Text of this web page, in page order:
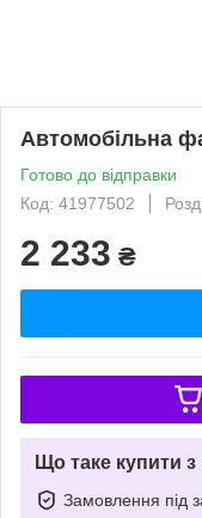
Автомобільна
Готово до відправки
Код: 41977502
2 233 ₴
Що таке купити
Замовлення під